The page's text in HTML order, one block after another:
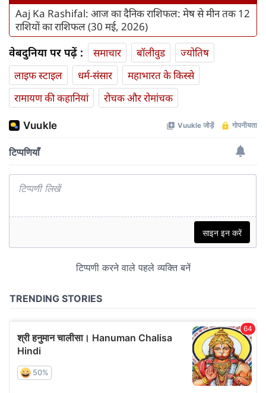
Aaj Ka Rashifal: आज का दैनिक राशिफल: मेष से मीन तक 12
राशियों का राशिफल (30 मई, 2026)
वेबदुनिया पर पढ़ें : समाचार बॉलीवुड
ज्योतिष
लाइफ स्‍टाइल
धर्म-संसार
महाभारत के किस्से
रामायण की कहानियां
रोचक और रोमांचक